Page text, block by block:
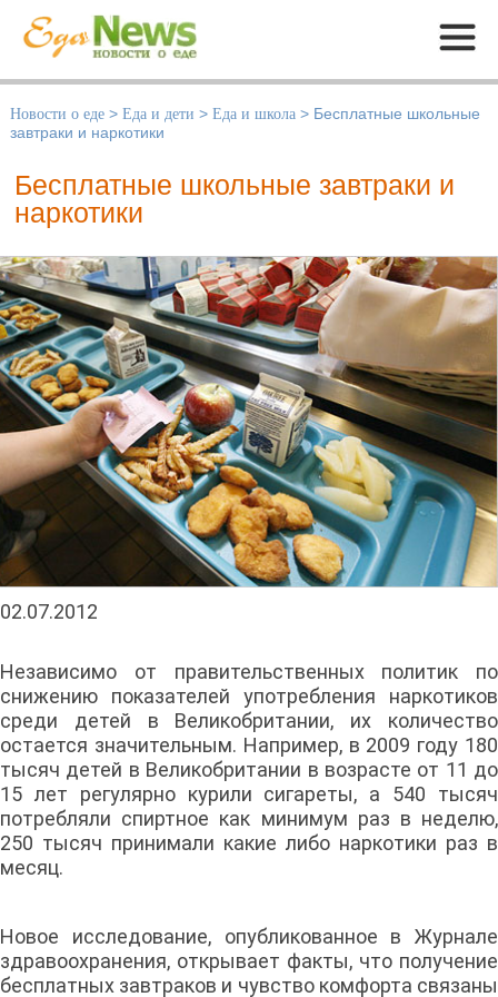
Меню
Новости о еде > Еда и дети > Еда и школа > Бесплатные школьные
завтраки и наркотики
Бесплатные школьные завтраки и
наркотики
02.07.2012
Независимо от правительственных политик по
снижению показателей употребления наркотиков
среди детей в Великобритании, их количество
остается значительным. Например, в 2009 году 180
тысяч детей в Великобритании в возрасте от 11 до
15 лет регулярно курили сигареты, а 540 тысяч
потребляли спиртное как минимум раз в неделю,
250 тысяч принимали какие либо наркотики раз в
месяц.
Новое исследование, опубликованное в Журнале
здравоохранения, открывает факты, что получение
бесплатных завтраков и чувство комфорта связаны